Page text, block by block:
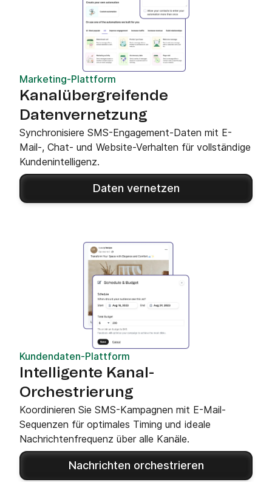
Marketing-Plattform
Kanalübergreifende
Datenvernetzung
Synchronisiere SMS-Engagement-Daten mit E-
Mail-, Chat- und Website-Verhalten für vollständige
Kundenintelligenz.
Daten vernetzen
Kundendaten-Plattform
Intelligente Kanal-
Orchestrierung
Koordinieren Sie SMS-Kampagnen mit E-Mail-
Sequenzen für optimales Timing und ideale
Nachrichtenfrequenz über alle Kanäle.
Nachrichten orchestrieren